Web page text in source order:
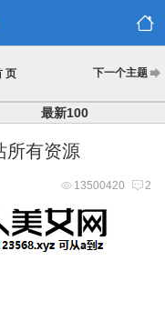
页 下一个主题
最新100
所有资源
13500420 2